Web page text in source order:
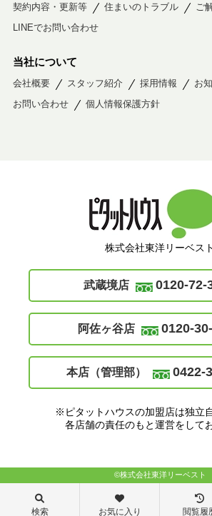
契約内容・更新等 住まいのトラブル
ご
LINEでお問い合わせ
当社について
会社概要 スタッフ紹介 採用情報
お
お問い合わせ
個人情報保護方針
株式会社東洋リーベスト
武蔵境店 0120-72-
阿佐ヶ谷店 0120-
本店（管理部） 0422-
※ピタットハウスの加盟店は独立
各店舗の責任のもと運営をして
©株式会社東洋リーベスト
検索 お気に入り 閲覧履